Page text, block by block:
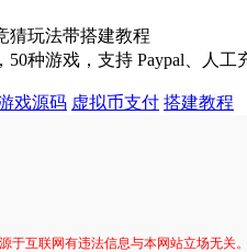
猜玩法带搭建教程
50种游戏，支持 Paypal、人
戏源码 虚拟币支付 搭建教程
于互联网有违法信息与本网站立场无关